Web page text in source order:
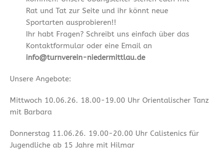
Rat und Tat zur Seite und ihr könnt neue
Sportarten ausprobieren!!
Ihr habt Fragen? Schreibt uns einfach über das
Kontaktformular oder eine Email an
info@turnverein-niedermittlau.de
Unsere Angebote:
Mittwoch 10.06.26. 18.00-19.00 Uhr Orientalischer Tanz
mit Barbara
Donnerstag 11.06.26. 19.00-20.00 Uhr Calistenics für
Jugendliche ab 15 Jahre mit Hilmar